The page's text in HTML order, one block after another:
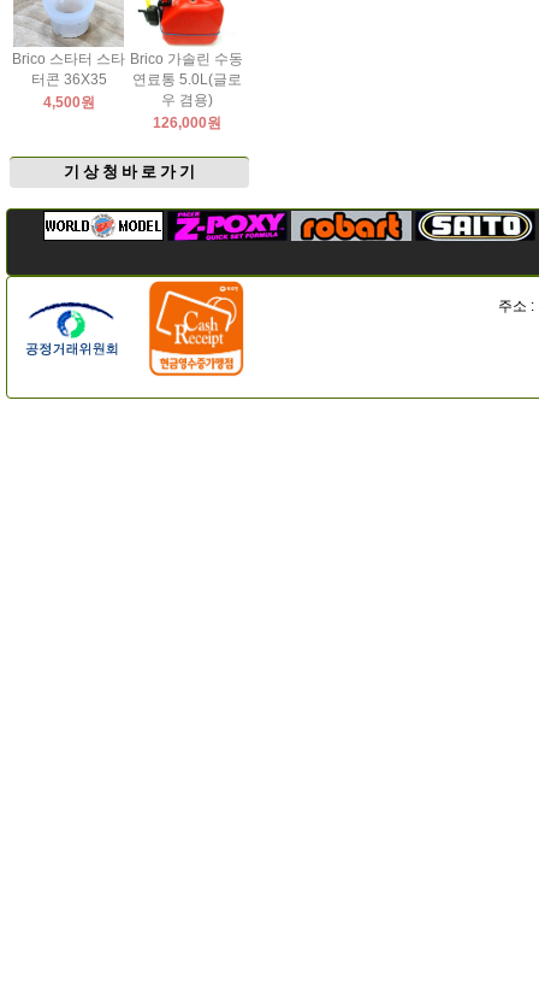
Brico 스타터 스타
터콘 36X35
4,500원
Brico 가솔린 수동
연료통 5.0L(글로
우 겸용)
126,000원
기 상 청 바 로 가 기
주소